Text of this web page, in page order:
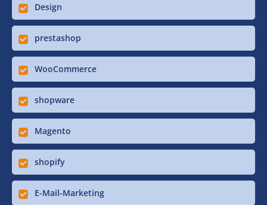
Design
prestashop
WooCommerce
shopware
Magento
shopify
E-Mail-Marketing